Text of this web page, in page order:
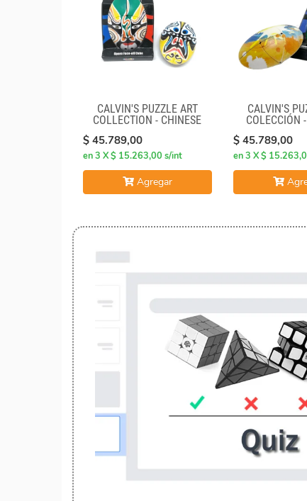
CALVIN'S PUZZLE ART
COLLECTION - CHINESE
(GREEN & YELLOW MASKS)
$ 45.789,00
en 3 X $ 15.263,00 s/int
Agregar
CALVIN'S
COLECCIÓN
(GRAFFITI
$ 45.789,00
en 3 X $